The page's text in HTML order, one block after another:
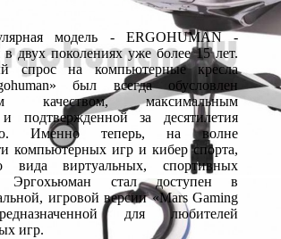
модель - ERGOHUMAN -
в двух поколениях уже более 15 лет.
спрос на компьютерные кресла
был всегда обусловлен
качеством, максимальным
подтвержденной за десятилетия
Именно теперь, на волне
компьютерных игр и кибер спорта,
вида виртуальных, спортивных
Эргохьюман стал доступен в
игровой версии «Mars Gaming
для любителей
игр.